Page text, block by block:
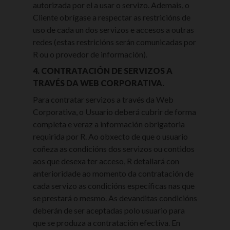
autorizada por el a usar o servizo. Ademais, o
Cliente obrígase a respectar as restricións de
uso de cada un dos servizos e accesos a outras
redes (estas restricións serán comunicadas por
R ou o provedor de información).
4. CONTRATACIÓN DE SERVIZOS A
TRAVÉS DA WEB CORPORATIVA.
Para contratar servizos a través da Web
Corporativa, o Usuario deberá cubrir de forma
completa e veraz a información obrigatoria
requirida por R. Ao obxecto de que o usuario
coñeza as condicións dos servizos ou contidos
aos que desexa ter acceso, R detallará con
anterioridade ao momento da contratación de
cada servizo as condicións específicas nas que
se prestará o mesmo. As devanditas condicións
deberán de ser aceptadas polo usuario para
que se produza a contratación efectiva. En